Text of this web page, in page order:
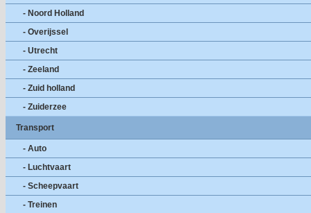
- Noord Holland
- Overijssel
- Utrecht
- Zeeland
- Zuid holland
- Zuiderzee
Transport
- Auto
- Luchtvaart
- Scheepvaart
- Treinen